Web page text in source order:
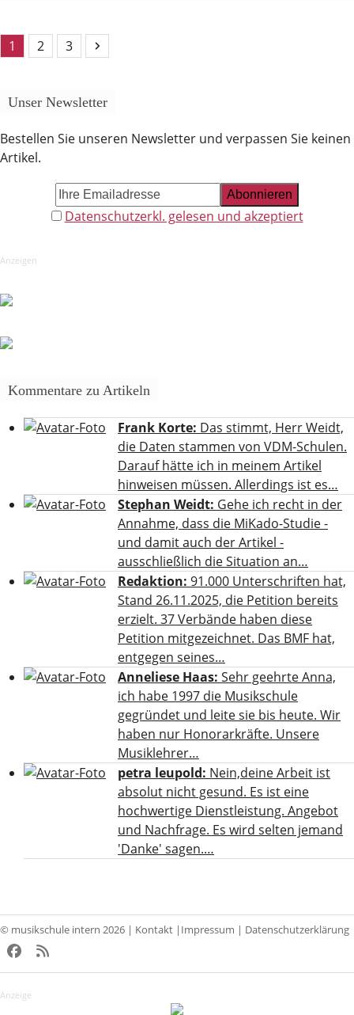
Seite
1 Seite
2 Seite
3 Vorwärts
Unser Newsletter
Bestellen Sie unseren Newsletter und verpassen Sie keinen
Artikel.
Datenschutzerkl. gelesen und akzeptiert
Anzeigen
Kommentare zu Artikeln
Frank Korte: Das stimmt, Herr Weidt,
die Daten stammen von VDM-Schulen.
Darauf hätte ich in meinem Artikel
hinweisen müssen. Allerdings ist es…
Stephan Weidt: Gehe ich recht in der
Annahme, dass die MiKado-Studie -
und damit auch der Artikel -
ausschließlich die Situation an…
Redaktion: 91.000 Unterschriften hat,
Stand 26.11.2025, die Petition bereits
erzielt. 37 Verbände haben diese
Petition mitgezeichnet. Das BMF hat,
entgegen seines…
Anneliese Haas: Sehr geehrte Anna,
ich habe 1997 die Musikschule
gegründet und leite sie bis heute. Wir
haben nur Honorarkräfte. Unsere
Musiklehrer…
petra leupold: Nein,deine Arbeit ist
absolut nicht gesund. Es ist eine
hochwertige Dienstleistung. Angebot
und Nachfrage. Es wird selten jemand
'Danke' sagen.…
© musikschule intern 2026 | Kontakt | Impressum | Datenschutzerklärung
Facebook
RSS
Anzeige